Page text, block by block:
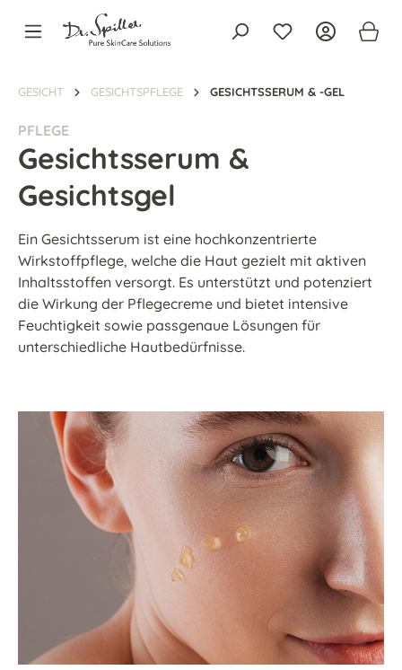
springen
GESICHT GESICHTSPFLEGE GESICHTSSERUM & -GEL
PFLEGE
Gesichtsserum &
Gesichtsgel
Ein Gesichtsserum ist eine hochkonzentrierte
Wirkstoffpflege, welche die Haut gezielt mit aktiven
Inhaltsstoffen versorgt. Es unterstützt und potenziert
die Wirkung der Pflegecreme und bietet intensive
Feuchtigkeit sowie passgenaue Lösungen für
unterschiedliche Hautbedürfnisse.